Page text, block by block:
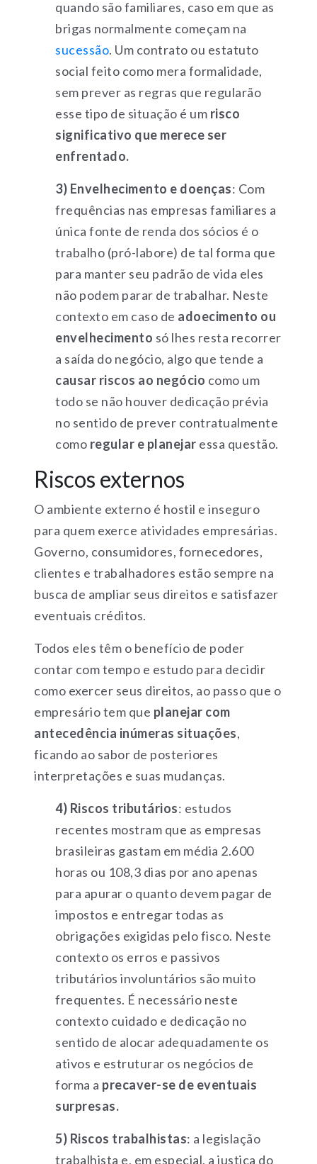
quando são familiares, caso em que as
brigas normalmente começam na
sucessão. Um contrato ou estatuto
social feito como mera formalidade,
sem prever as regras que regularão
esse tipo de situação é um risco
significativo que merece ser
enfrentado.
3) Envelhecimento e doenças: Com
frequências nas empresas familiares a
única fonte de renda dos sócios é o
trabalho (pró-labore) de tal forma que
para manter seu padrão de vida eles
não podem parar de trabalhar. Neste
contexto em caso de adoecimento ou
envelhecimento só lhes resta recorrer
a saída do negócio, algo que tende a
causar riscos ao negócio como um
todo se não houver dedicação prévia
no sentido de prever contratualmente
como regular e planejar essa questão.
Riscos externos
O ambiente externo é hostil e inseguro
para quem exerce atividades empresárias.
Governo, consumidores, fornecedores,
clientes e trabalhadores estão sempre na
busca de ampliar seus direitos e satisfazer
eventuais créditos.
Todos eles têm o benefício de poder
contar com tempo e estudo para decidir
como exercer seus direitos, ao passo que o
empresário tem que planejar com
antecedência inúmeras situações,
ficando ao sabor de posteriores
interpretações e suas mudanças.
4) Riscos tributários: estudos
recentes mostram que as empresas
brasileiras gastam em média 2.600
horas ou 108,3 dias por ano apenas
para apurar o quanto devem pagar de
impostos e entregar todas as
obrigações exigidas pelo fisco. Neste
contexto os erros e passivos
tributários involuntários são muito
frequentes. É necessário neste
contexto cuidado e dedicação no
sentido de alocar adequadamente os
ativos e estruturar os negócios de
forma a precaver-se de eventuais
surpresas.
5) Riscos trabalhistas: a legislação
trabalhista e, em especial, a justiça do